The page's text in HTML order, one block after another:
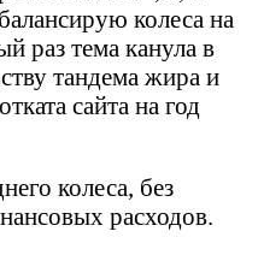
колеса на
раз тема канула в
тандема жира и
сайта на год
колеса, без
расходов.